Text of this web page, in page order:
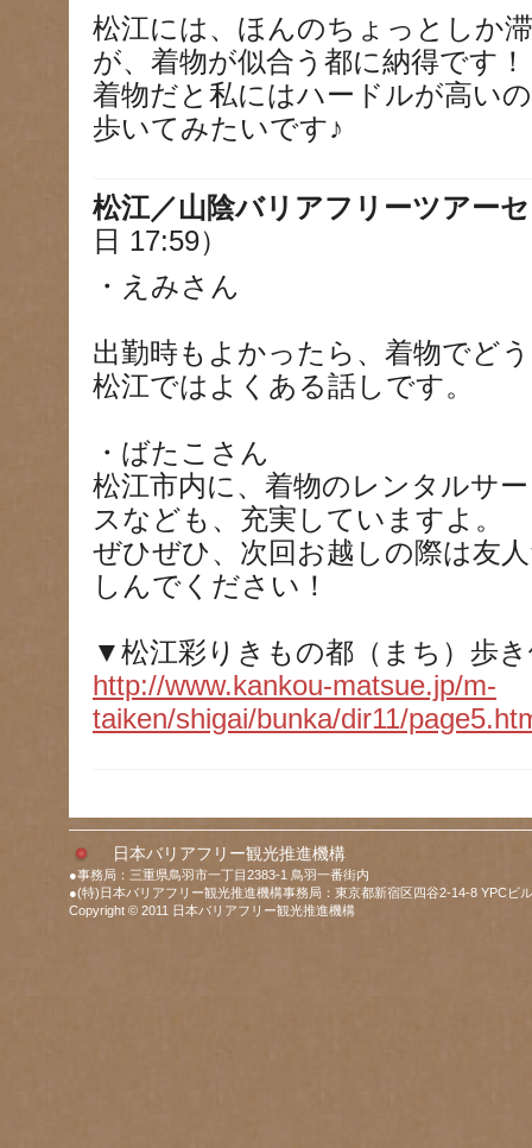
松江には、ほんのちょっとしか
が、着物が似合う都に納得です！
着物だと私にはハードルが高い
歩いてみたいです♪
松江／山陰バリアフリーツアー
日 17:59）
・えみさん
出勤時もよかったら、着物でど
松江ではよくある話しです。
・ばたこさん
松江市内に、着物のレンタルサ
スなども、充実していますよ。
ぜひぜひ、次回お越しの際は友
しんでください！
▼松江彩りきもの都（まち）歩
http://www.kankou-matsue.jp/m-
taiken/shigai/bunka/dir11/
日本バリアフリー観光推進機構
●事務局：三重県鳥羽市一丁目2383-1 鳥羽一番街内
●(特)日本バリアフリー観光推進機構事務局：東京都新宿区四谷2-14-8 YPCビ
Copyright © 2011 日本バリアフリー観光推進機構